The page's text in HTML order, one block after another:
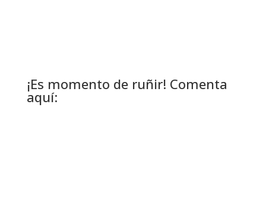
¡Es momento de ruñir! Comenta
aquí: